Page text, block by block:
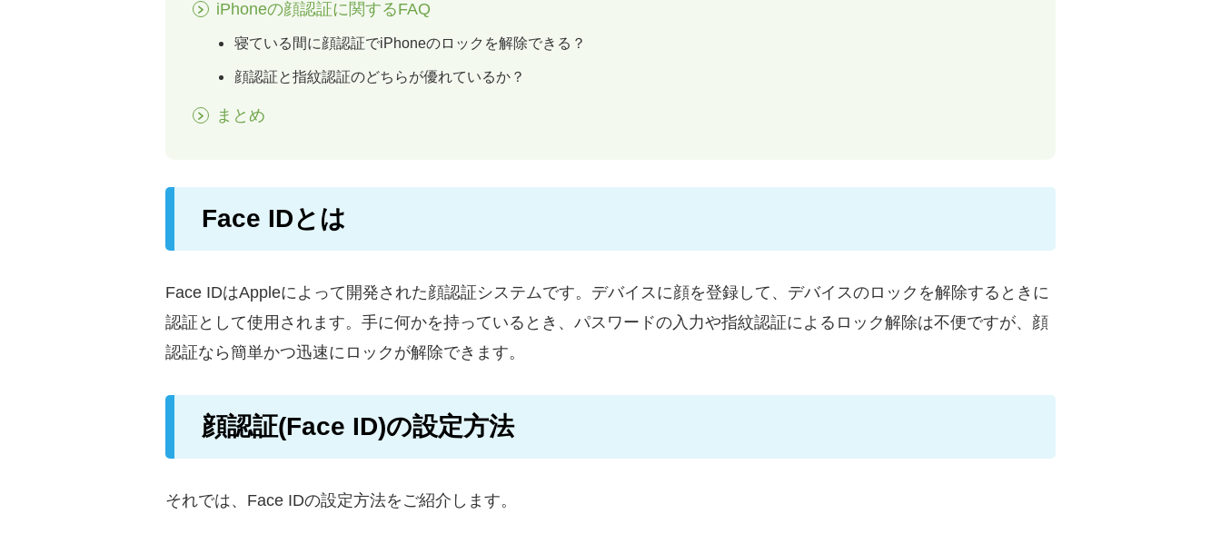
iPhoneの顔認証に関するFAQ
寝ている間に顔認証でiPhoneのロックを解除できる？
顔認証と指紋認証のどちらが優れているか？
まとめ
Face IDとは
Face IDはAppleによって開発された顔認証システムです。デバイスに顔を登録して、デバイスのロックを解除するときに
認証として使用されます。手に何かを持っているとき、パスワードの入力や指紋認証によるロック解除は不便ですが、顔
認証なら簡単かつ迅速にロックが解除できます。
顔認証(Face ID)の設定方法
それでは、Face IDの設定方法をご紹介します。